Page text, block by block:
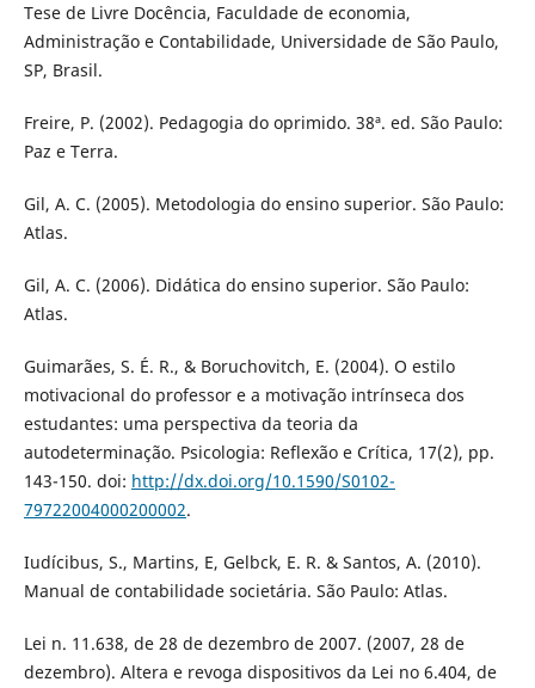
Tese de Livre Docência, Faculdade de economia,
Administração e Contabilidade, Universidade de São Paulo,
SP, Brasil.
Freire, P. (2002). Pedagogia do oprimido. 38ª. ed. São Paulo:
Paz e Terra.
Gil, A. C. (2005). Metodologia do ensino superior. São Paulo:
Atlas.
Gil, A. C. (2006). Didática do ensino superior. São Paulo:
Atlas.
Guimarães, S. É. R., & Boruchovitch, E. (2004). O estilo
motivacional do professor e a motivação intrínseca dos
estudantes: uma perspectiva da teoria da
autodeterminação. Psicologia: Reflexão e Crítica, 17(2), pp.
143-150. doi: http://dx.doi.org/10.1590/S0102-
79722004000200002.
Iudícibus, S., Martins, E, Gelbck, E. R. & Santos, A. (2010).
Manual de contabilidade societária. São Paulo: Atlas.
Lei n. 11.638, de 28 de dezembro de 2007. (2007, 28 de
dezembro). Altera e revoga dispositivos da Lei no 6.404, de